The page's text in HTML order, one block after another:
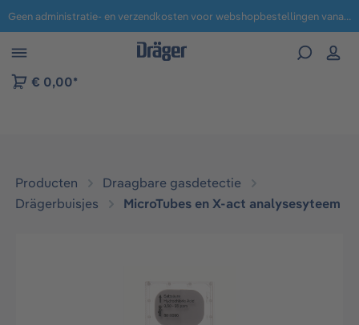
naar navigatie B2B-platform Geen administratie- en verzendkosten voor webshopbestellingen vanaf € 100,-.
€ 0,00*
Producten
Draagbare gasdetectie
Drägerbuisjes
MicroTubes en X-act analysesyteem​